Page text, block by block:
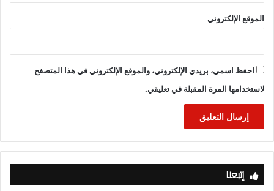
واختتم الوزير كلمته بالتأكيد على تقديره لدولة الكويت على
متمنيًا التوفيق لأعمال اللجنة الإقليمية، وأن تسهم توصياتها في تعزيز
السياحة العربية وتحقيق تطلعات شعوب المنطقة.
الموقع الإلكتروني
احفظ اسمي، بريدي الإلكتروني، والموقع الإلكتروني في هذا المتصفح
لاستخدامها المرة المقبلة في تعليقي.
إتبعنا